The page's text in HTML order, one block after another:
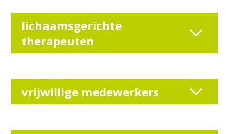
lichaamsgerichte
therapeuten
vrijwillige medewerkers